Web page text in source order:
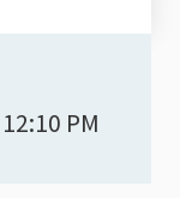
12:10 PM